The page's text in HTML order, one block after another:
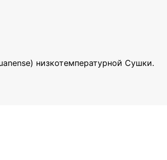
низкотемпературной Сушки.